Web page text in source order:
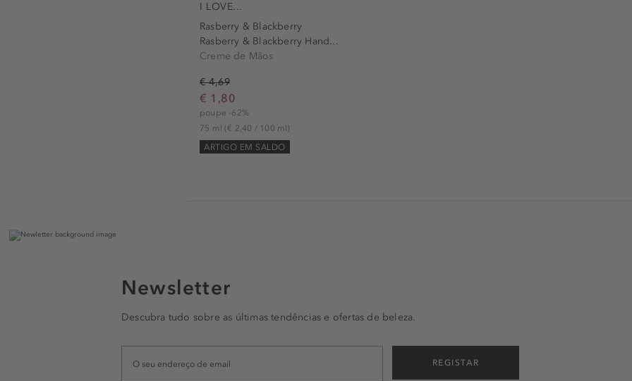
I LOVE...
Rasberry & Blackberry
Rasberry & Blackberry Hand...
Creme de Mãos
€ 4,69
€ 1,80
poupe -62%
75 ml(€ 2,40 / 100 ml)
ARTIGO EM SALDO
Newsletter
Descubra tudo sobre as últimas tendências e ofertas de beleza.
REGISTAR